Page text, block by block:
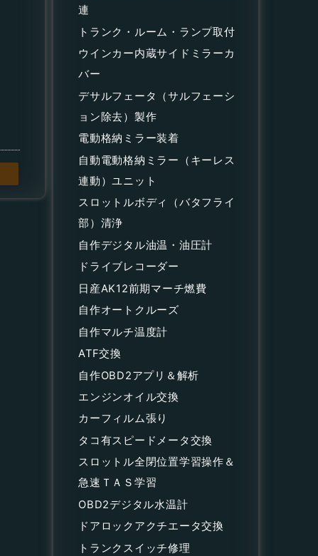
連
トランク・ルーム・ランプ取付
ウインカー内蔵サイドミラーカ
バー
デサルフェータ（サルフェーシ
ョン除去）製作
電動格納ミラー装着
自動電動格納ミラー（キーレス
連動）ユニット
スロットルボディ（バタフライ
部）清浄
自作デジタル油温・油圧計
ドライブレコーダー
日産AK12前期マーチ燃費
自作オートクルーズ
自作マルチ温度計
ATF交換
自作OBD2アプリ＆解析
エンジンオイル交換
カーフィルム張り
タコ有スピードメータ交換
スロットル全閉位置学習操作＆
急速ＴＡＳ学習
OBD2デジタル水温計
ドアロックアクチエータ交換
トランクスイッチ修理